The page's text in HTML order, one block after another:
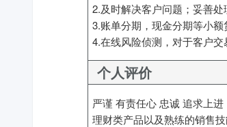
2.及时解决客户问题；妥善
3.账单分期，现金分期等小
4.在线风险侦测，对于客户交
个人评价
严谨 有责任心 忠诚 追求上
理财类产品以及熟练的销售